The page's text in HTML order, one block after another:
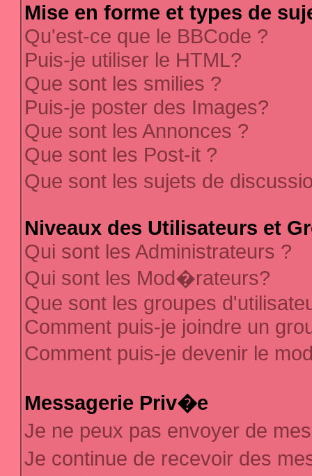
Mise en forme et types de
Qu'est-ce que le BBCode ?
Puis-je utiliser le HTML?
Que sont les smilies ?
Puis-je poster des Images?
Que sont les Annonces ?
Que sont les Post-it ?
Que sont les sujets de
Niveaux des Utilisateurs et
Qui sont les Administrateurs ?
Qui sont les Mod�rateurs?
Que sont les groupes
Comment puis-je joindre un
Comment puis-je devenir le
Messagerie Priv�e
Je ne peux pas envoyer de
Je continue de recevoir des